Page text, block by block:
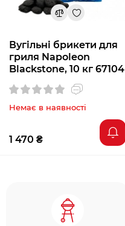
Вугільні брикети для
гриля Napoleon
Blackstone, 10 кг 67104
Немає в наявності
1 470 ₴